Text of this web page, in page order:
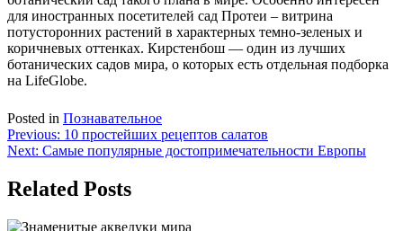
для иностранных посетителей сад Протеи – витрина
потусторонних растений в характерных темно-зеленых и
коричневых оттенках. Кирстенбош — один из лучших
ботанических садов мира, о которых есть отдельная подборка
на LifeGlobe.
Posted in Познавательное
Навигация
по
записям
Previous: 10 простейших рецептов салатов
Next: Самые популярные достопримечательности Европы
Related Posts